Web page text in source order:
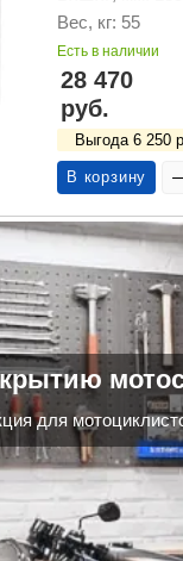
Вес, кг: 55
Есть в наличии
28 470
руб.
Выгода 6 250
В корзину
для